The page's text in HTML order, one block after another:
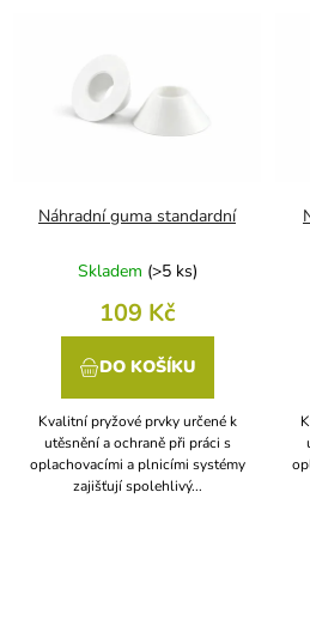
Náhradní guma standardní
Skladem (>5 ks)
109 Kč
DO KOŠÍKU
Kvalitní pryžové prvky určené k
utěsnění a ochraně při práci s
oplachovacími a plnicími systémy
zajišťují spolehlivý...